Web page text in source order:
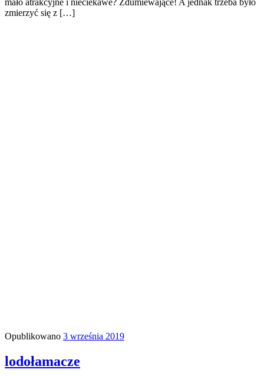
zmierzyć się z […]
Opublikowano 3 września 2019
lodołamacze